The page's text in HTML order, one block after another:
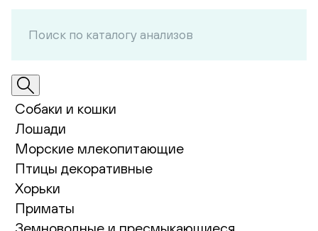
Собаки и кошки
Лошади
Морские млекопитающие
Птицы декоративные
Хорьки
Приматы